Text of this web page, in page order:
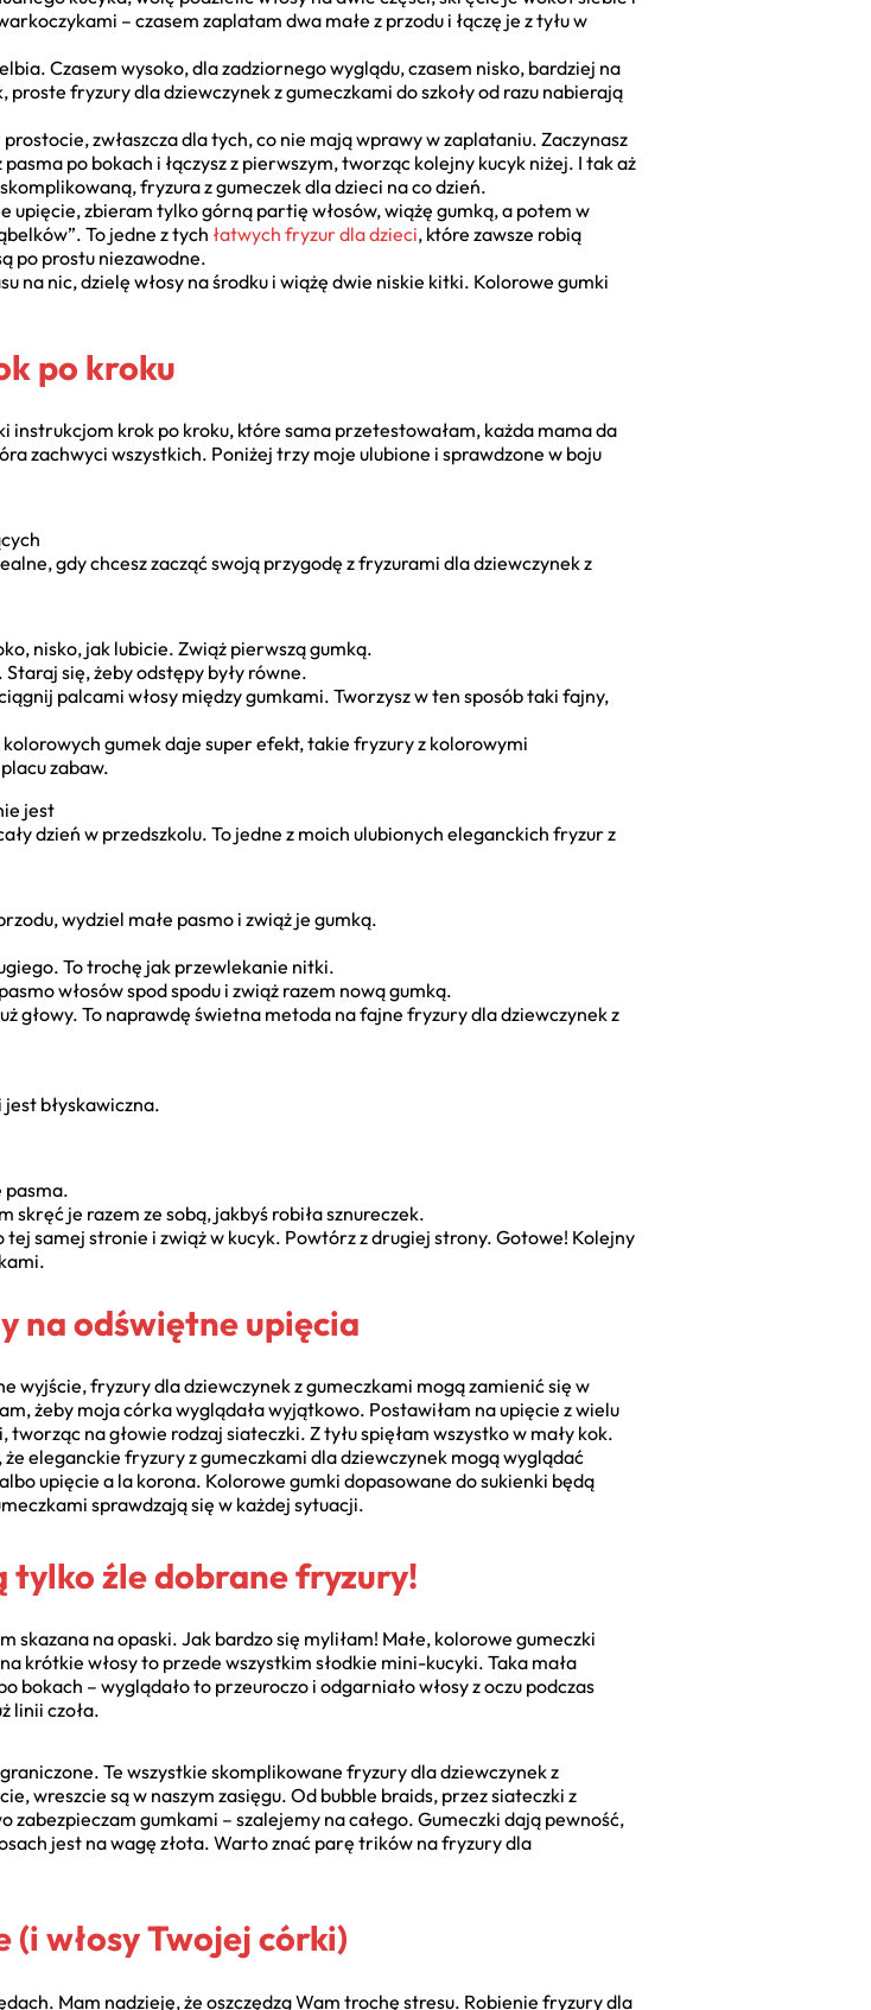
– czasem zaplatam dwa małe z przodu i łączę je z tyłu w
Czasem wysoko, dla zadziornego wyglądu, czasem nisko, bardziej na
fryzury dla dziewczynek z gumeczkami do szkoły od razu nabierają
zwłaszcza dla tych, co nie mają wprawy w zaplataniu. Zaczynasz
po bokach i łączysz z pierwszym, tworząc kolejny kucyk niżej. I tak aż
fryzura z gumeczek dla dzieci na co dzień.
upięcie, zbieram tylko górną partię włosów, wiążę gumką, a potem w
To jedne z tych łatwych fryzur dla dzieci, które zawsze robią
po prostu niezawodne.
na nic, dzielę włosy na środku i wiążę dwie niskie kitki. Kolorowe gumki
po kroku
krok po kroku, które sama przetestowałam, każda mama da
zachwyci wszystkich. Poniżej trzy moje ulubione i sprawdzone w boju
gdy chcesz zacząć swoją przygodę z fryzurami dla dziewczynek z
nisko, jak lubicie. Zwiąż pierwszą gumką.
się, żeby odstępy były równe.
palcami włosy między gumkami. Tworzysz w ten sposób taki fajny,
gumek daje super efekt, takie fryzury z kolorowymi
zabaw.
jest
dzień w przedszkolu. To jedne z moich ulubionych eleganckich fryzur z
wydziel małe pasmo i zwiąż je gumką.
To trochę jak przewlekanie nitki.
włosów spod spodu i zwiąż razem nową gumką.
głowy. To naprawdę świetna metoda na fajne fryzury dla dziewczynek z
błyskawiczna.
pasma.
skręć je razem ze sobą, jakbyś robiła sznureczek.
tej samej stronie i zwiąż w kucyk. Powtórz z drugiej strony. Gotowe! Kolejny
na odświętne upięcia
wyjście, fryzury dla dziewczynek z gumeczkami mogą zamienić się w
żeby moja córka wyglądała wyjątkowo. Postawiłam na upięcie z wielu
na głowie rodzaj siateczki. Z tyłu spięłam wszystko w mały kok.
eleganckie fryzury z gumeczkami dla dziewczynek mogą wyglądać
upięcie a la korona. Kolorowe gumki dopasowane do sukienki będą
sprawdzają się w każdej sytuacji.
tylko źle dobrane fryzury!
skazana na opaski. Jak bardzo się myliłam! Małe, kolorowe gumeczki
krótkie włosy to przede wszystkim słodkie mini-kucyki. Taka mała
bokach – wyglądało to przeuroczo i odgarniało włosy z oczu podczas
linii czoła.
Te wszystkie skomplikowane fryzury dla dziewczynek z
wreszcie są w naszym zasięgu. Od bubble braids, przez siateczki z
zabezpieczam gumkami – szalejemy na całego. Gumeczki dają pewność,
jest na wagę złota. Warto znać parę trików na fryzury dla
włosy Twojej córki)
Mam nadzieję, że oszczędzą Wam trochę stresu. Robienie fryzury dla